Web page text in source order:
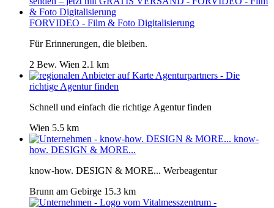
FORVIDEO - Film & Foto Digitalisierung
Für Erinnerungen, die bleiben.
2 Bew. Wien 2.1 km
Agenturpartners - Die
richtige Agentur finden
Schnell und einfach die richtige Agentur finden
Wien 5.5 km
know-
how. DESIGN & MORE...
know-how. DESIGN & MORE... Werbeagentur
Brunn am Gebirge 15.3 km